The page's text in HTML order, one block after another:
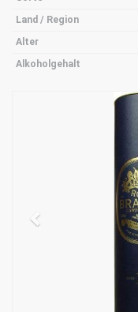
Land / Region
Alter
Alkoholgehalt